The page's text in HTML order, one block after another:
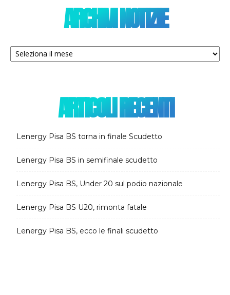
ARCHIVI NOTIZIE
Archivi
notizie
ARTICOLI RECENTI
Lenergy Pisa BS torna in finale Scudetto
Lenergy Pisa BS in semifinale scudetto
Lenergy Pisa BS, Under 20 sul podio nazionale
Lenergy Pisa BS U20, rimonta fatale
Lenergy Pisa BS, ecco le finali scudetto